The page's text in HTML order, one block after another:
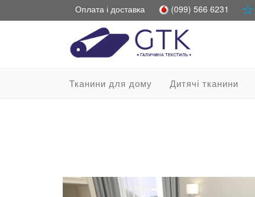
Оплата і доставка (099) 566 6231
Тканини для дому Дитячі тканини